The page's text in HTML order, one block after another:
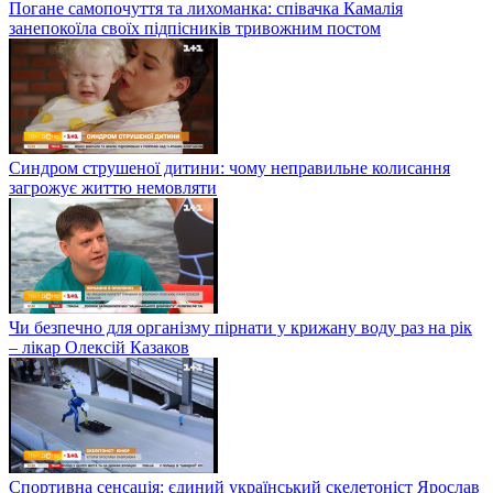
Погане самопочуття та лихоманка: співачка Камалія
занепокоїла своїх підпісників тривожним постом
Синдром струшеної дитини: чому неправильне колисання
загрожує життю немовляти
Чи безпечно для організму пірнати у крижану воду раз на рік
– лікар Олексій Казаков
Спортивна сенсація: єдиний український скелетоніст Ярослав